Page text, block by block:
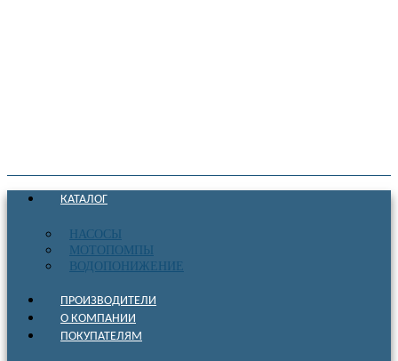
КАТАЛОГ
НАСОСЫ
МОТОПОМПЫ
ВОДОПОНИЖЕНИЕ
ПРОИЗВОДИТЕЛИ
О КОМПАНИИ
ПОКУПАТЕЛЯМ